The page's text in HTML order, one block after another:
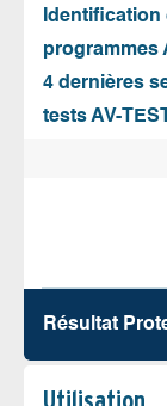
Identification
programmes
4 dernières
tests AV-
Résultat